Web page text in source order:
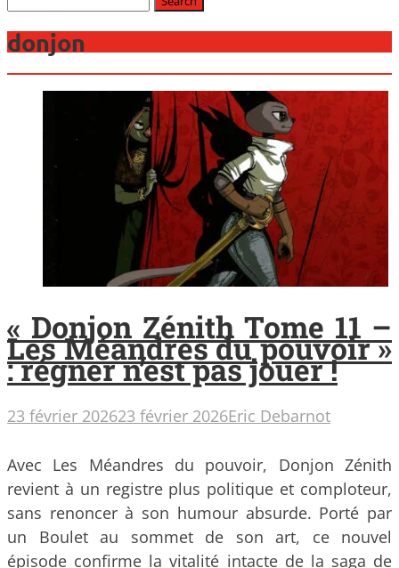
donjon
« Donjon Zénith Tome 11 –
Les Méandres du pouvoir »
: régner n’est pas jouer !
23 février 202623 février 2026Eric Debarnot
Avec Les Méandres du pouvoir, Donjon Zénith
revient à un registre plus politique et comploteur,
sans renoncer à son humour absurde. Porté par
un Boulet au sommet de son art, ce nouvel
épisode confirme la vitalité intacte de la saga de